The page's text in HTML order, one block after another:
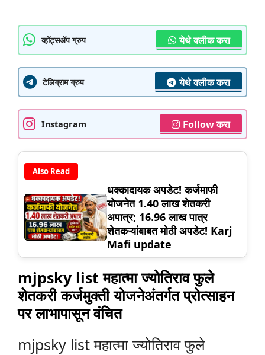
व्हॉट्सॲप ग्रुप येथे क्लीक करा
टेलिग्राम ग्रुप येथे क्लीक करा
Instagram Follow करा
Also Read
धक्कादायक अपडेट! कर्जमाफी
योजनेत 1.40 लाख शेतकरी
अपात्र; 16.96 लाख पात्र
शेतकऱ्यांबाबत मोठी अपडेट! Karj
Mafi update
mjpsky list महात्मा ज्योतिराव फुले
शेतकरी कर्जमुक्ती योजनेअंतर्गत प्रोत्साहन
पर लाभापासून वंचित
mjpsky list महात्मा ज्योतिराव फुले